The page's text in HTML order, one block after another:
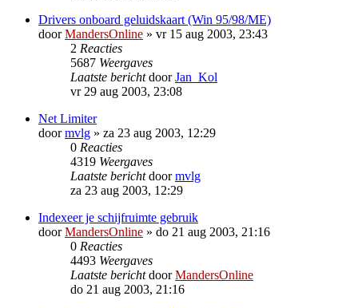
Drivers onboard geluidskaart (Win 95/98/ME)
doorMandersOnline » vr 15 aug 2003, 23:43
2 Reacties
5687 Weergaves
Laatste berichtdoorJan_Kol
vr 29 aug 2003, 23:08
Net Limiter
doormvlg » za 23 aug 2003, 12:29
0 Reacties
4319 Weergaves
Laatste berichtdoormvlg
za 23 aug 2003, 12:29
Indexeer je schijfruimte gebruik
doorMandersOnline » do 21 aug 2003, 21:16
0 Reacties
4493 Weergaves
Laatste berichtdoorMandersOnline
do 21 aug 2003, 21:16